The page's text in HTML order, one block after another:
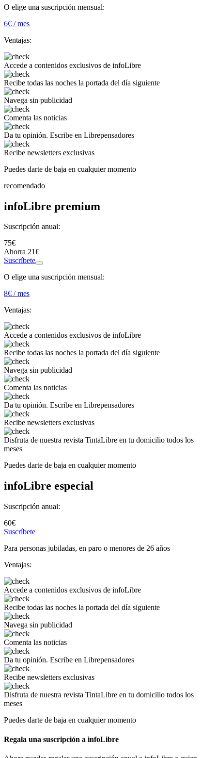
O elige una suscripción mensual:
6€ / mes
Ventajas:
Accede a contenidos exclusivos de infoLibre
Recibe todas las noches la portada del día siguiente
Navega sin publicidad
Comenta las noticias
Da tu opinión. Escribe en Librepensadores
Recibe newsletters exclusivas
Puedes darte de baja en cualquier momento
recomendado
infoLibre premium
Suscripción anual:
75€
Ahorra 21€
Suscríbete
O elige una suscripción mensual:
8€ / mes
Ventajas:
Accede a contenidos exclusivos de infoLibre
Recibe todas las noches la portada del día siguiente
Navega sin publicidad
Comenta las noticias
Da tu opinión. Escribe en Librepensadores
Recibe newsletters exclusivas
Disfruta de nuestra revista TintaLibre en tu domicilio todos los
meses
Puedes darte de baja en cualquier momento
infoLibre especial
Suscripción anual:
60€
Suscríbete
Para personas jubiladas, en paro o menores de 26 años
Ventajas:
Accede a contenidos exclusivos de infoLibre
Recibe todas las noches la portada del día siguiente
Navega sin publicidad
Comenta las noticias
Da tu opinión. Escribe en Librepensadores
Recibe newsletters exclusivas
Disfruta de nuestra revista TintaLibre en tu domicilio todos los
meses
Puedes darte de baja en cualquier momento
Regala una suscripción a infoLibre